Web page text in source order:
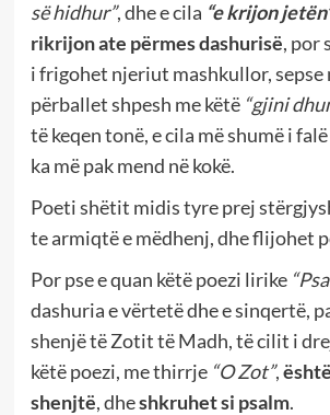
së hidhur”, dhe e cila “e krijon
rikrijon ate përmes dashurisë, por
i frigohet njeriut mashkullor, sepse
përballet shpesh me këtë “gjini
të keqen tonë, e cila më shumë i
ka më pak mend në kokë.
Poeti shëtit midis tyre prej
te armiqtë e mëdhenj, dhe flijohet
Por pse e quan këtë poezi lirike
dashuria e vërtetë dhe e sinqertë,
shenjë të Zotit të Madh, të cilit i
këtë poezi, me thirrje “O Zot”,
shenjtë, dheshkruhet si psalm.